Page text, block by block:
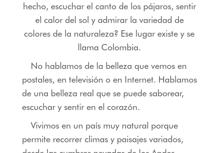
hecho, escuchar el canto de los pájaros, sentir
el calor del sol y admirar la variedad de
colores de la naturaleza? Ese lugar existe y se
llama Colombia.
No hablamos de la belleza que vemos en
postales, en televisión o en Internet. Hablamos
de una belleza real que se puede saborear,
escuchar y sentir en el corazón.
Vivimos en un país muy natural porque
permite recorrer climas y paisajes variados,